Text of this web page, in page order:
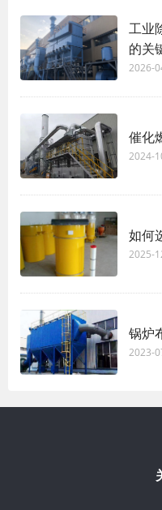
工业
的关
2026-
催化
2024-
如何
2025-
锅炉
2023-